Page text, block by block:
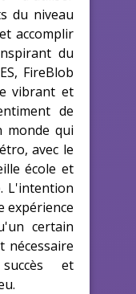
du niveau
accomplir
du
FireBlob
vibrant et
de
monde qui
avec le
école et
L'intention
expérience
certain
nécessaire
et